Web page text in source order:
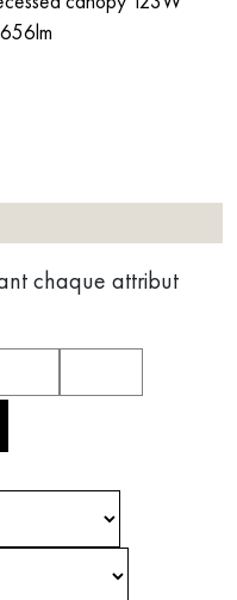
chaque attribut